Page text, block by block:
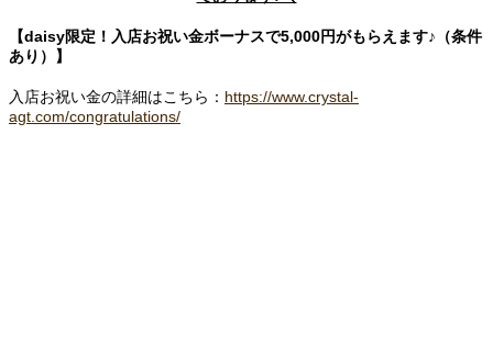
【daisy限定！入店お祝い金ボーナスで5,000円がもらえます♪（条件
あり）】
入店お祝い金の詳細はこちら： https://www.crystal-
agt.com/congratulations/